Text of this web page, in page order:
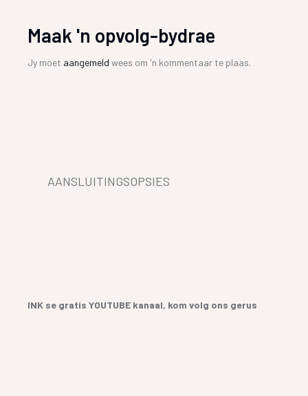
Maak 'n opvolg-bydrae
Jy moet aangemeld wees om 'n kommentaar te plaas.
AANSLUITINGSOPSIES
INK se gratis YOUTUBE kanaal, kom volg ons gerus